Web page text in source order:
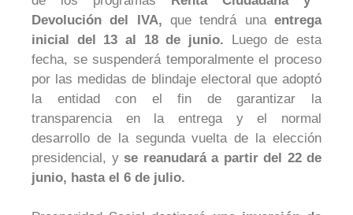
Devolución del IVA, que tendrá unaentrega
inicial del 13 al 18 de junio. Luego de esta
fecha, se suspenderá temporalmente el proceso
por las medidas de blindaje electoral que adoptó
la entidadcon el fin de garantizar la
transparencia en la entrega y el normal
desarrollo de la segunda vuelta de la elección
presidencial, yse reanudará a partir del 22 de
junio, hasta el 6 de julio.